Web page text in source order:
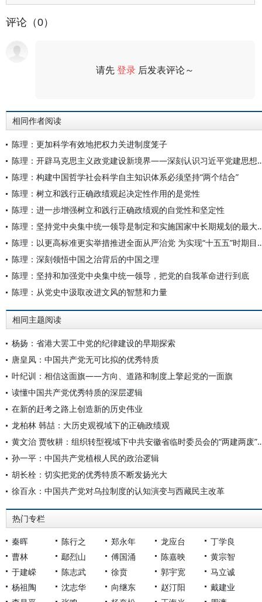
评论（0）
请先登录 后发表评论～
相同作者阅读
陈理：更加科学有效地把权力关进制度笼子
陈理：开辟马克思主义政党建
陈理：构建中国哲学社会科学自主知识体系必须坚持“两个结合”
陈理：树立和践行正确政绩观起决定性作用的是党性
陈理：进一步增强树立和践行正确政绩观的自觉性和坚定性
陈理：坚持党中央集中统一领
陈理：以更高标准更实举措推进全面
陈理：深刻领悟中国之治背后的中国之理
陈理：坚持和加强党中央集中统一领导，把党的自我革命进行到底
陈理：从党史中汲取改进文风的智慧和力量
相同主题阅读
杨扬：省港大罢工中党的纪律建设的早期探索
唐皇凤：中国共产党无可比拟的优秀特质
叶纪训：相信这面旗——方向、道路和制度上擎起党的一面旗
读懂中国共产党优秀特质的深层逻辑
在新的赶考之路上创造新的历史伟业
龙柏林 韩喆：大历史观视域下的正确政绩观
黄文治 贾牧耕：组织转型视域下中
孙一平：中国共产党植根人民的政治逻辑
胡长栓：切实把党的优秀特质不断发扬光大
徐百永：中国共产党对乌拉制度的认知演变与西藏民主改革
热门专栏
秦晖 陈行之 郑永年 龙应台
丁学良
曹林
鄢烈山 傅国涌 陈嘉映
黄宗智
于建嵘
陈志武 徐贲 郭宇宽
马立诚
杨祖陶
沈志华 向继东 赵汀阳
戴建业